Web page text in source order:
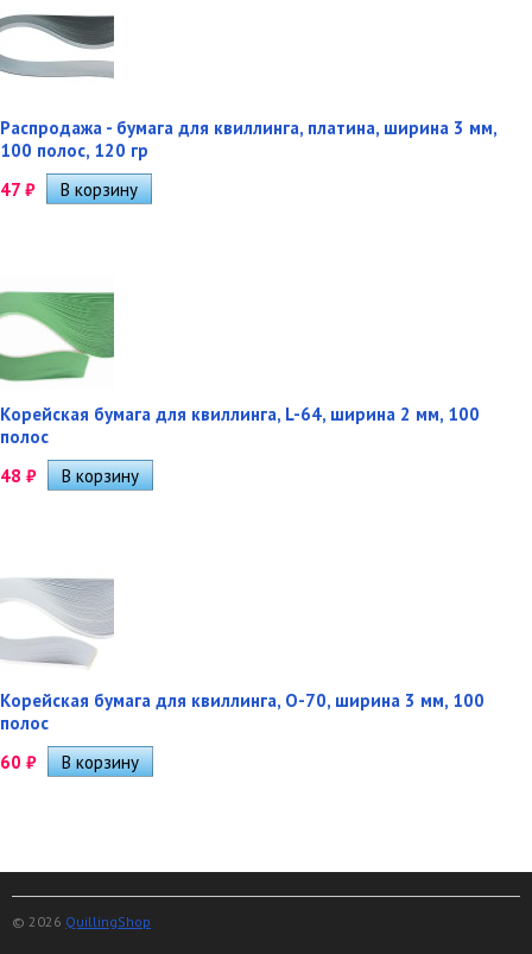
Распродажа - бумага для квиллинга, платина, ширина 3 мм,
100 полос, 120 гр
47 ₽
Корейская бумага для квиллинга, L-64, ширина 2 мм, 100
полос
48 ₽
Корейская бумага для квиллинга, O-70, ширина 3 мм, 100
полос
60 ₽
© 2026 QuillingShop